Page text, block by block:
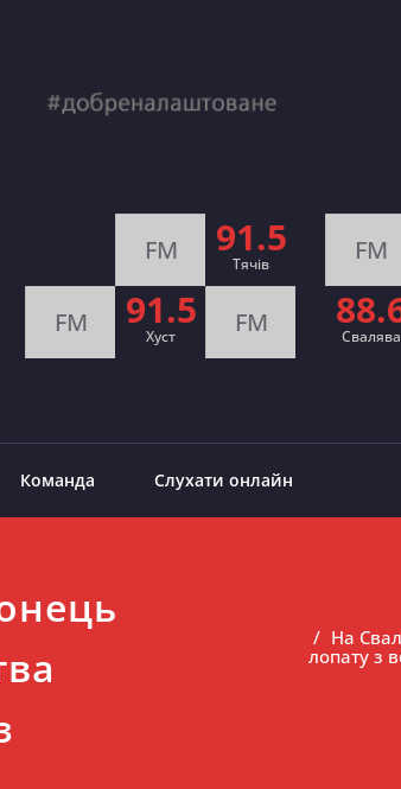
FM 91.5
Тячів
FM 91.5
Хуст FM
FM
Свалява
Команда Слухати онлайн
На
лопату з